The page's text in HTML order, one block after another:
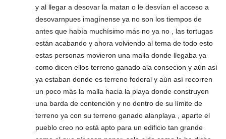
y al llegar a desovar la matan o le desvían el acceso a
desovarnpues imagínense ya no son los tiempos de
antes que había muchísimo más no ya no , las tortugas
están acabando y ahora volviendo al tema de todo esto
estas personas movieron una malla donde llegaba ya
como dicen ellos terreno ganado ala consecion y aún así
ya estaban donde es terreno federal y aún así recorren
un poco más la malla hacia la playa donde construyen
una barda de contención y no dentro de su límite de
terreno ya con su terreno ganado alanplaya , aparte el
pueblo creo no está apto para un edificio tan grande